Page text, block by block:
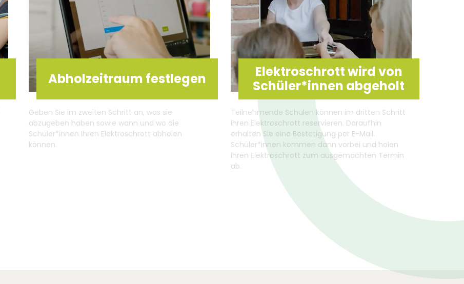
Abholzeitraum festlegen
Geben Sie im zweiten Schritt an, was sie
abzugeben haben sowie wann und wo die
Schüler*innen Ihren Elektroschrott abholen
können.
Elektroschrott wird von
Schüler*innen abgeholt
Teilnehmende Schulen können im dritten Schritt
Ihren Elektroschrott reservieren. Daraufhin
erhalten Sie eine Bestätigung per E-Mail.
Schüler*innen kommen dann vorbei und holen
Ihren Elektroschrott zum ausgemachten Termin
ab.